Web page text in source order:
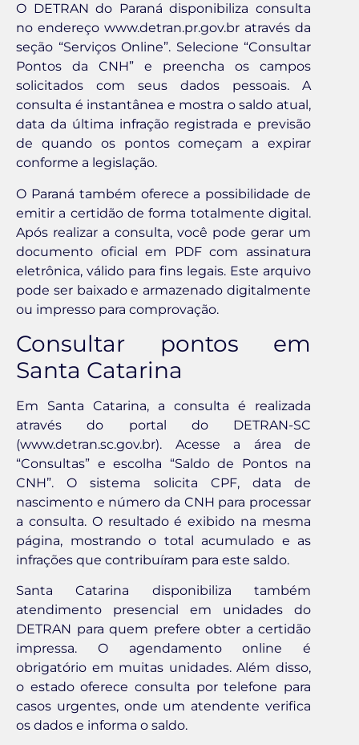
O DETRAN do Paraná disponibiliza consulta
no endereço www.detran.pr.gov.br através da
seção “Serviços Online”. Selecione “Consultar
Pontos da CNH” e preencha os campos
solicitados com seus dados pessoais. A
consulta é instantânea e mostra o saldo atual,
data da última infração registrada e previsão
de quando os pontos começam a expirar
conforme a legislação.
O Paraná também oferece a possibilidade de
emitir a certidão de forma totalmente digital.
Após realizar a consulta, você pode gerar um
documento oficial em PDF com assinatura
eletrônica, válido para fins legais. Este arquivo
pode ser baixado e armazenado digitalmente
ou impresso para comprovação.
Consultar pontos em
Santa Catarina
Em Santa Catarina, a consulta é realizada
através do portal do DETRAN-SC
(www.detran.sc.gov.br). Acesse a área de
“Consultas” e escolha “Saldo de Pontos na
CNH”. O sistema solicita CPF, data de
nascimento e número da CNH para processar
a consulta. O resultado é exibido na mesma
página, mostrando o total acumulado e as
infrações que contribuíram para este saldo.
Santa Catarina disponibiliza também
atendimento presencial em unidades do
DETRAN para quem prefere obter a certidão
impressa. O agendamento online é
obrigatório em muitas unidades. Além disso,
o estado oferece consulta por telefone para
casos urgentes, onde um atendente verifica
os dados e informa o saldo.